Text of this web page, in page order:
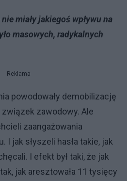
miały jakiegoś wpływu na
masowych, radykalnych
Reklama
powodowały demobilizację
związek zawodowy. Ale
zaangażowania
I jak słyszeli hasła takie, jak
I efekt był taki, że jak
jak aresztowała 11 tysięcy